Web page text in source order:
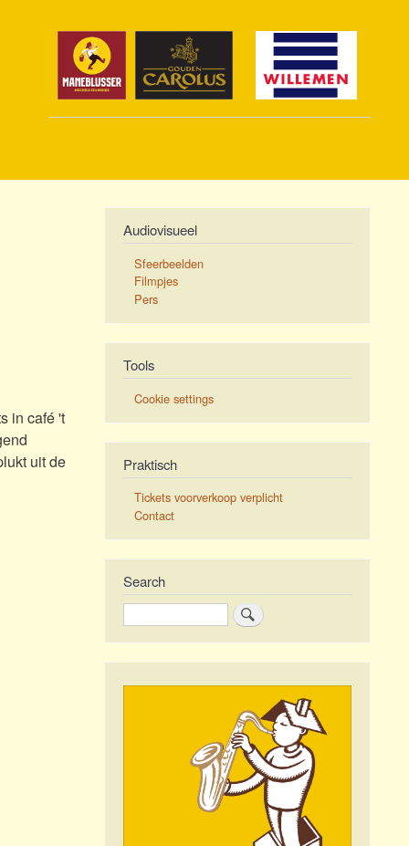
in café 't
uitde
Audiovisueel
Sfeerbeelden
Filmpjes
Pers
Tools
Cookie settings
Praktisch
Tickets voorverkoop verplicht
Contact
Search
Zoeken